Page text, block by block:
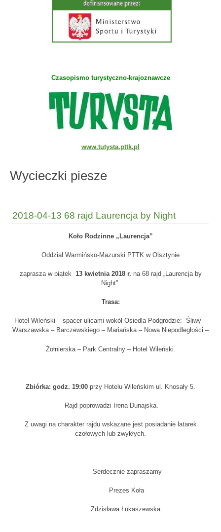
Czasopismo turystyczno-krajoznawcze
www.tutysta.pttk.pl
Wycieczki piesze
2018-04-13 68 rajd Laurencja by Night
Koło Rodzinne „Laurencja”
Oddział Warmińsko-Mazurski PTTK w Olsztynie
zaprasza w piątek 13 kwietnia 2018 r. na 68 rajd „Laurencja by
Night”
Trasa:
Hotel Wileński – spacer ulicami wokół Osiedla Podgrodzie: Śliwy –
Warszawska – Barczewskiego – Mariańska – Nowa Niepodległości –
Żołnierska – Park Centralny – Hotel Wileński.
Zbiórka: godz. 19:00 przy Hotelu Wileńskim ul. Knosały 5.
Rajd poprowadzi Irena Dunajska.
Z uwagi na charakter rajdu wskazane jest posiadanie latarek
czołowych lub zwykłych.
Serdecznie zapraszamy
Prezes Koła
Zdzisława Łukaszewska